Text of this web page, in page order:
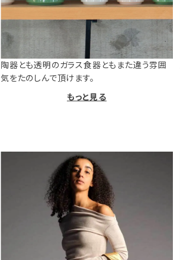
陶器とも透明のガラス食器ともまた違う雰囲
気をたのしんで頂けます。
もっと見る